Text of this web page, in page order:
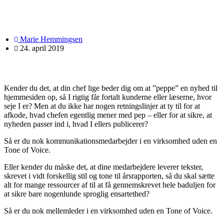
Marie Hemmingsen
24. april 2019
Kender du det, at din chef lige beder dig om at ”peppe” en nyhed til
hjemmesiden op, så I rigtig får fortalt kunderne eller læserne, hvor
seje I er? Men at du ikke har nogen retningslinjer at ty til for at
afkode, hvad chefen egentlig mener med pep – eller for at sikre, at
nyheden passer ind i, hvad I ellers publicerer?
Så er du nok kommunikationsmedarbejder i en virksomhed uden en
Tone of Voice.
Eller kender du måske det, at dine medarbejdere leverer tekster,
skrevet i vidt forskellig stil og tone til årsrapporten, så du skal sætte
alt for mange ressourcer af til at få gennemskrevet hele baduljen for
at sikre bare nogenlunde sproglig ensartethed?
Så er du nok mellemleder i en virksomhed uden en Tone of Voice.